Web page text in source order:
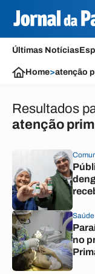
Últimas Notícias
Home>atenção
Resultados
atenção
Saúde
no